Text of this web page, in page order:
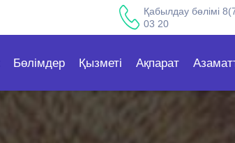
Қабылдау бөлімі
03 20
Бөлімдер Қызметі Ақпарат